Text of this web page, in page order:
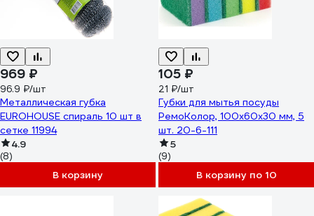
969 ₽
96.9 ₽/шт
Металлическая губка
EUROHOUSE спираль 10 шт в
сетке 11994
4.9
(8)
В корзину
105 ₽
21 ₽/шт
Губки для мытья посуды
РемоКолор, 100x60x30 мм, 5
шт. 20-6-111
5
(9)
В корзину по 10